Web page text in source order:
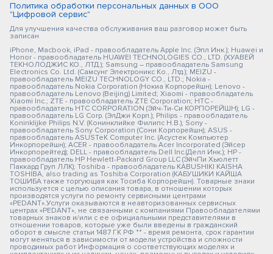
Политика обработки персональных данных в ООО
"Цифровой сервис"
Для улучшения качества обслуживания ваш разговор может быть
записан
iPhone, Macbook, iPad - правообладатель Apple Inc. (Эпл Инк.); Huawei и
Honor - правообладатель HUAWEI TECHNOLOGIES CO., LTD. (ХУАВЕЙ
ТЕКНОЛОДЖИС КО., ЛТД.); Samsung – правообладатель Samsung
Electronics Co. Ltd. (Самсунг Электроникс Ко., Лтд.); MEIZU -
правообладатель MEIZU TECHNOLOGY CO., LTD.; Nokia -
правообладатель Nokia Corporation (Нокиа Корпорейшн); Lenovo -
правообладатель Lenovo (Beijing) Limited; Xiaomi - правообладатель
Xiaomi Inc.; ZTE - правообладатель ZTE Corporation; HTC -
правообладатель HTC CORPORATION (Эйч-Ти-Си КОРПОРЕЙШН); LG -
правообладатель LG Corp. (ЭлДжи Корп.); Philips - правообладатель
Koninklijke Philips N.V. (Конинклийке Филипс Н.В.); Sony -
правообладатель Sony Corporation (Сони Корпорейшн); ASUS -
правообладатель ASUSTeK Computer Inc. (Асустек Компьютер
Инкорпорейшн); ACER - правообладатель Acer Incorporated (Эйсер
Инкорпорейтед); DELL - правообладатель Dell Inc.(Делл Инк.); HP -
правообладатель HP Hewlett-Packard Group LLC (ЭйчПи Хьюлетт
Паккард Груп ЛЛК); Toshiba - правообладатель KABUSHIKI KAISHA
TOSHIBA, also trading as Toshiba Corporation (КАБУШИКИ КАЙША
ТОШИБА также торгующая как Тосиба Корпорейшн). Товарные знаки
используется с целью описания товара, в отношении которых
производятся услуги по ремонту сервисными центрами
«PEDANT».Услуги оказываются в неавторизованных сервисных
центрах «PEDANT», не связанными с компаниями Правообладателями
товарных знаков и/или с ее официальными представителями в
отношении товаров, которые уже были введены в гражданский
оборот в смысле статьи 1487 ГК РФ ** - время ремонта, срок гарантии
могут меняться в зависимости от модели устройства и сложности
проводимых работ Информация о соответствующих моделях и